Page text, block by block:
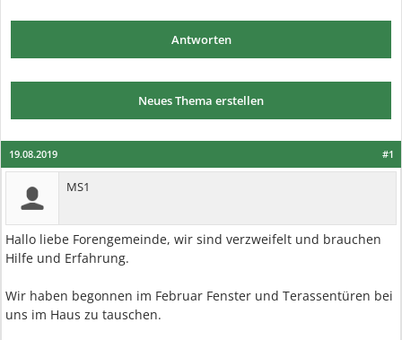
Antworten
Neues Thema erstellen
#1
19.08.2019
MS1
Hallo liebe Forengemeinde, wir sind verzweifelt und brauchen
Hilfe und Erfahrung.
Wir haben begonnen im Februar Fenster und Terassentüren bei
uns im Haus zu tauschen.